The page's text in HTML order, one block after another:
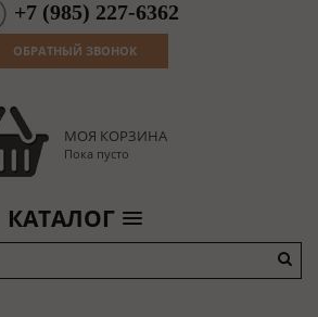
+7 (985) 227-6362
ОБРАТНЫЙ ЗВОНОК
МОЯ КОРЗИНА
Пока пусто
КАТАЛОГ